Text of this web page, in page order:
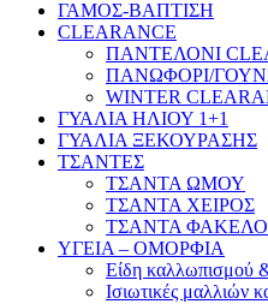
ΓΑΜΟΣ-ΒΑΠΤΙΣΗ
CLEARANCE
ΠΑΝΤΕΛΟΝΙ
ΠΑΝΩΦΟΡΙ/
WINTER
ΓΥΑΛΙΑ ΗΛΙΟΥ 1+1
ΓΥΑΛΙΑ ΞΕΚΟΥΡΑΣΗΣ
ΤΣΑΝΤΕΣ
ΤΣΑΝΤΑ ΩΜΟΥ
ΤΣΑΝΤΑ ΧΕΙΡΟΣ
ΤΣΑΝΤΑ
ΥΓΕΙΑ – ΟΜΟΡΦΙΑ
Είδη καλλωπισμού
Ισιωτικές μαλλιών